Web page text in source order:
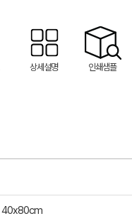
상세설명 인쇄샘플
40x80cm